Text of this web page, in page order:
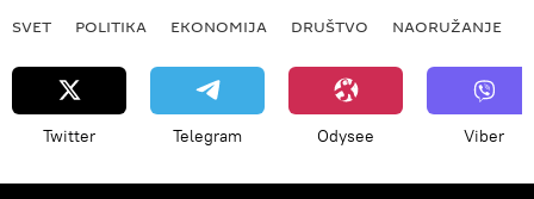
SVET POLITIKA EKONOMIJA DRUŠTVO NAORUŽANJE
Twitter Telegram Odysee Viber